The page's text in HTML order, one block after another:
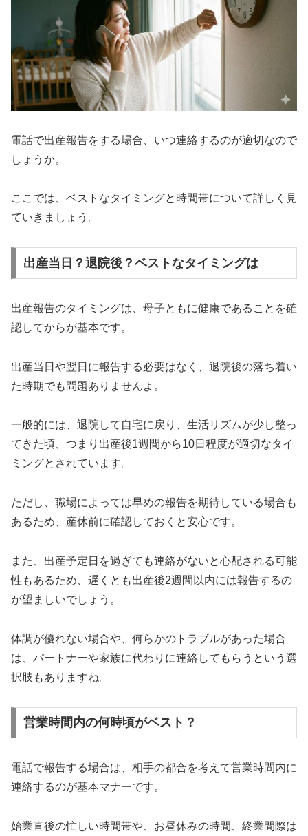
電話で出産報告をする場合、いつ連絡するのが適切なので
しょうか。
ここでは、ベストなタイミングと時間帯について詳しく見
ていきましょう。
出産当日？退院後？ベストなタイミングは
出産報告のタイミングは、母子ともに健康であることを確
認してからが基本です。
出産当日や翌日に報告する必要はなく、退院後の落ち着い
た時期でも問題ありませんよ。
一般的には、退院して自宅に戻り、生活リズムが少し整っ
てきた頃、つまり出産後1週間から10日程度が適切なタイ
ミングとされています。
ただし、職場によっては早めの報告を期待している場合も
あるため、産休前に確認しておくと安心です。
また、出産予定日を過ぎても連絡がないと心配される可能
性もあるため、遅くとも出産後2週間以内には報告するの
が望ましいでしょう。
体調が優れない場合や、何らかのトラブルがあった場合
は、パートナーや家族に代わりに連絡してもらうという選
択肢もありますね。
営業時間内の何時頃がベスト？
電話で報告する場合は、相手の都合を考えて営業時間内に
連絡するのが基本マナーです。
始業直後の忙しい時間帯や、お昼休みの時間、終業間際は